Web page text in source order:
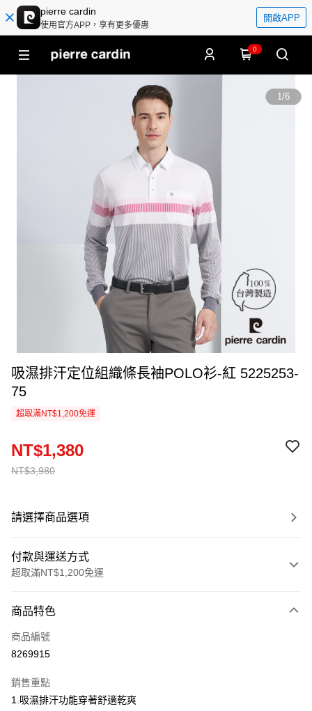
pierre cardin
使用官方APP，享有更多優惠
開啟APP
0
1/6
吸濕排汗定位組織條長袖POLO衫-紅 5225253-
75
超取滿NT$1,200免運
NT$3,980
NT$1,380
請選擇商品選項
付款與運送方式
超取滿NT$1,200免運
信用卡一次付款
超商取貨付款
Apple Pay
商品特色
商品編號
8269915
銷售重點
1.吸濕排汗功能穿著舒適乾爽